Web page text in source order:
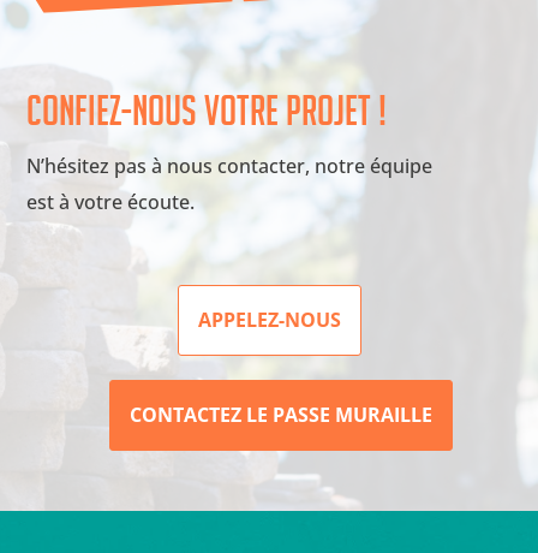
Confiez-nous votre projet !
N’hésitez pas à nous contacter, notre équipe
est à votre écoute.
APPELEZ-NOUS
CONTACTEZ LE PASSE MURAILLE